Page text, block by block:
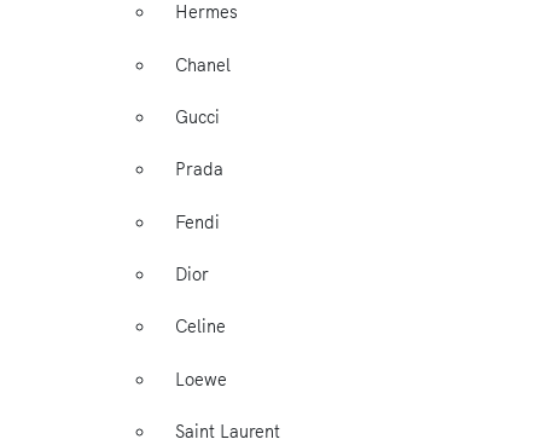
Hermes
Chanel
Gucci
Prada
Fendi
Dior
Celine
Loewe
Saint Laurent